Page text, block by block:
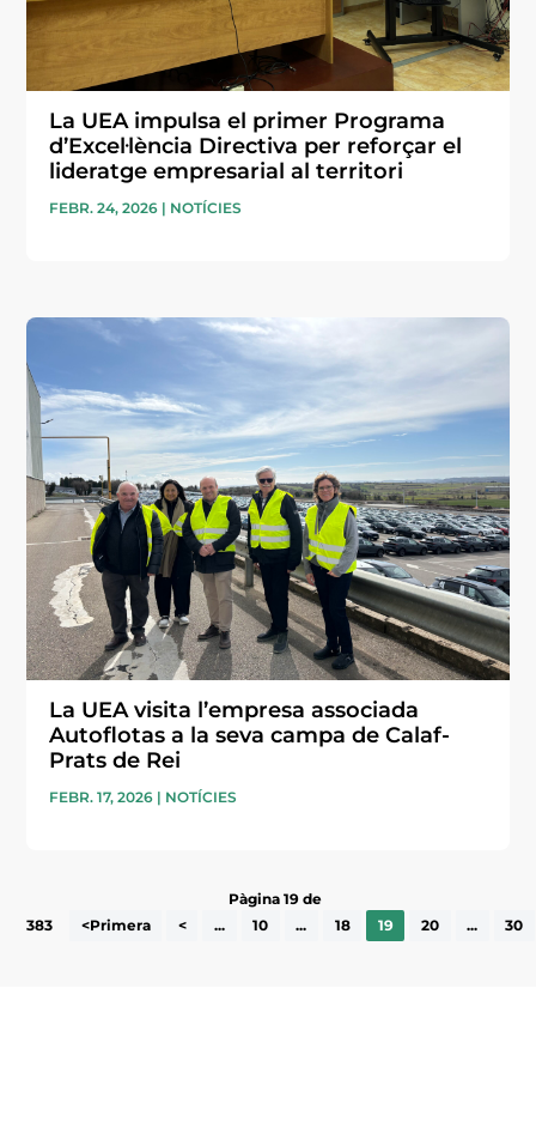
La UEA impulsa el primer Programa
d’Excel·lència Directiva per reforçar el
lideratge empresarial al territori
FEBR. 24, 2026 | NOTÍCIES
La UEA visita l’empresa associada
Autoflotas a la seva campa de Calaf-
Prats de Rei
FEBR. 17, 2026 | NOTÍCIES
Pàgina 19 de
383
<Primera < ... 10 ... 18 19 20 ... 30